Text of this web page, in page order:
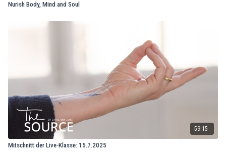
Nurish Body, Mind and Soul
59:15
Mitschnitt der Live-Klasse: 15.7.2025